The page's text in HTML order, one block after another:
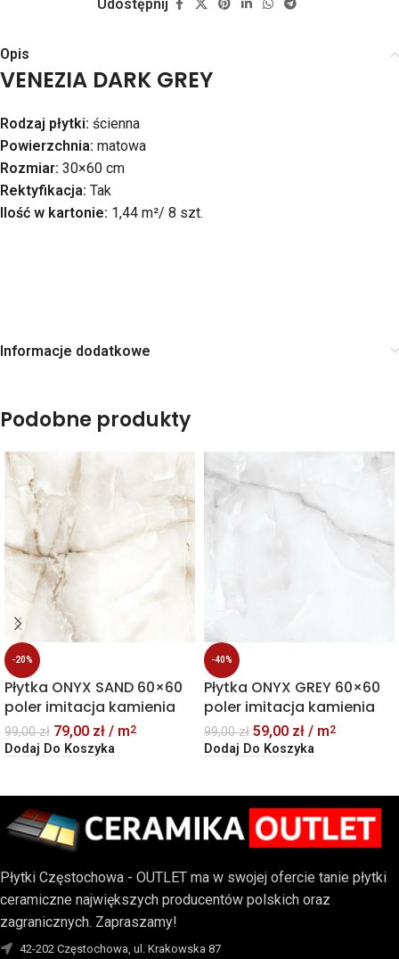
Udostępnij
Opis
VENEZIA DARK GREY
Rodzaj płytki: ścienna
Powierzchnia: matowa
Rozmiar: 30×60 cm
Rektyfikacja: Tak
Ilość w kartonie: 1,44 m²/ 8 szt.
Informacje dodatkowe
Podobne produkty
-20%
Płytka ONYX SAND 60×60
poler imitacja kamienia
99,00zł 79,00 zł / m2
Dodaj Do Koszyka
-40%
Płytka ONYX GREY 60×60
poler imitacja kamienia
99,00zł 59,00 zł / m2
Dodaj Do Koszyka
Płytki Częstochowa - OUTLET ma w swojej ofercie tanie płytki
ceramiczne największych producentów polskich oraz
zagranicznych. Zapraszamy!
42-202 Częstochowa, ul. Krakowska 87